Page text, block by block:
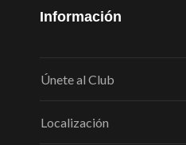
Información
Únete al Club
Localización